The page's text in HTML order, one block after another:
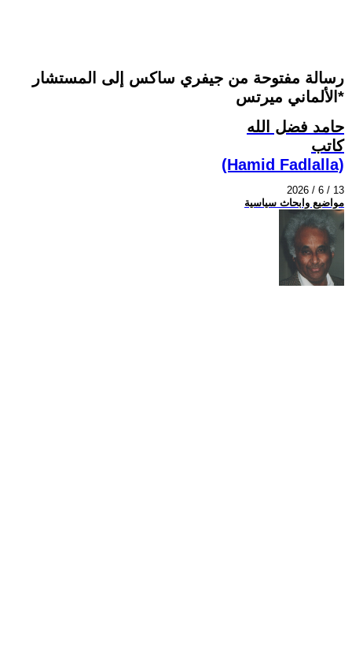
رسالة مفتوحة من جيفري ساكس إلى المستشار
الألماني ميرتس*
حامد فضل الله
كاتب
(Hamid Fadlalla)
2026 / 6 / 13
مواضيع وابحاث سياسية